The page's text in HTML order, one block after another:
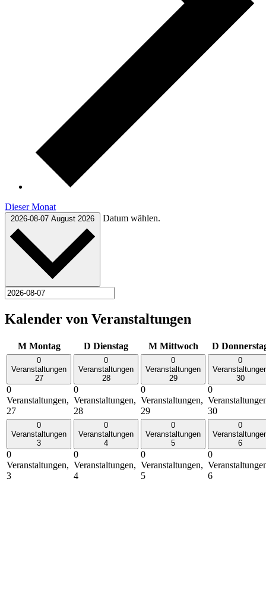
Dieser Monat
2026-08-07 August 2026 Datum wählen.
Kalender von Veranstaltungen
M Montag D Dienstag M Mittwoch D
0
Veranstaltungen
27
0
Veranstaltungen,
27
0
Veranstaltungen
28
0
Veranstaltungen,
28
0
Veranstaltungen
29
0
Veranstaltungen,
29
0
30
0
30
0
Veranstaltungen
3
0
Veranstaltungen,
3
0
Veranstaltungen
4
0
Veranstaltungen,
4
0
Veranstaltungen
5
0
Veranstaltungen,
5
0
6
0
6